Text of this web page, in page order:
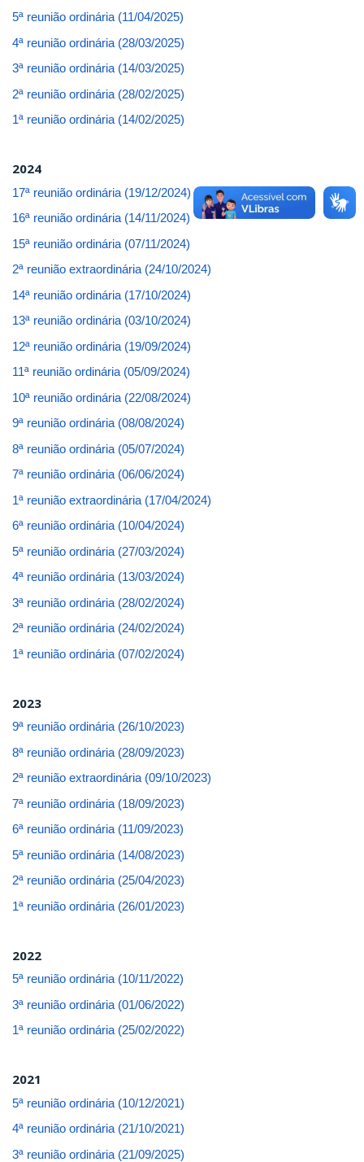
5ª reunião ordinária (11/04/2025)
4ª reunião ordinária (28/03/2025)
3ª reunião ordinária (14/03/2025)
2ª reunião ordinária (28/02/2025)
1ª reunião ordinária (14/02/2025)
2024
17ª reunião ordinária (19/12/2024)
16ª reunião ordinária (14/11/2024)
15ª reunião ordinária (07/11/2024)
2ª reunião extraordinária (24/10/2024)
14ª reunião ordinária (17/10/2024)
13ª reunião ordinária (03/10/2024)
12ª reunião ordinária (19/09/2024)
11ª reunião ordinária (05/09/2024)
10ª reunião ordinária (22/08/2024)
9ª reunião ordinária (08/08/2024)
8ª reunião ordinária (05/07/2024)
7ª reunião ordinária (06/06/2024)
1ª reunião extraordinária (17/04/2024)
6ª reunião ordinária (10/04/2024)
5ª reunião ordinária (27/03/2024)
4ª reunião ordinária (13/03/2024)
3ª reunião ordinária (28/02/2024)
2ª reunião ordinária (24/02/2024)
1ª reunião ordinária (07/02/2024)
2023
9ª reunião ordinária (26/10/2023)
8ª reunião ordinária (28/09/2023)
2ª reunião extraordinária (09/10/2023)
7ª reunião ordinária (18/09/2023)
6ª reunião ordinária (11/09/2023)
5ª reunião ordinária (14/08/2023)
2ª reunião ordinária (25/04/2023)
1ª reunião ordinária (26/01/2023)
2022
5ª reunião ordinária (10/11/2022)
3ª reunião ordinária (01/06/2022)
1ª reunião ordinária (25/02/2022)
2021
5ª reunião ordinária (10/12/2021)
4ª reunião ordinária (21/10/2021)
3ª reunião ordinária (21/09/2025)